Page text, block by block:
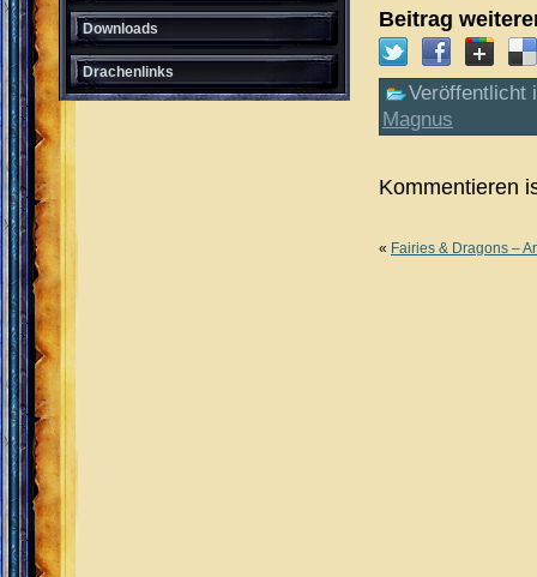
Downloads
Drachenlinks
Beitrag
Veröffentlicht
Magnus
Kommentieren
« Fairies & Dragons –